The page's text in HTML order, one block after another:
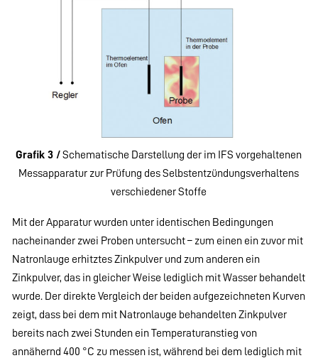
Grafik 3 /Schematische Darstellung der im IFS vorgehaltenen
Messapparatur zur Prüfung des Selbstentzündungsverhaltens
verschiedener Stoffe
Mit der Apparatur wurden unter identischen Bedingungen
nacheinander zwei Proben untersucht – zum einen ein zuvor mit
Natronlauge erhitztes Zinkpulver und zum anderen ein
Zinkpulver, das in gleicher Weise lediglich mit Wasser behandelt
wurde. Der direkte Vergleich der beiden aufgezeichneten Kurven
zeigt, dass bei dem mit Natronlauge behandelten Zinkpulver
bereits nach zwei Stunden ein Temperaturanstieg von
annähernd 400 °C zu messen ist, während bei dem lediglich mit